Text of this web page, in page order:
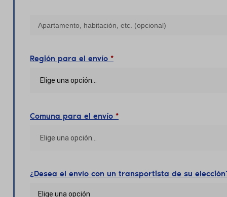
Región para el envío *
Comuna para el envío *
¿Desea el envío con un transportista de su
Elige una opción